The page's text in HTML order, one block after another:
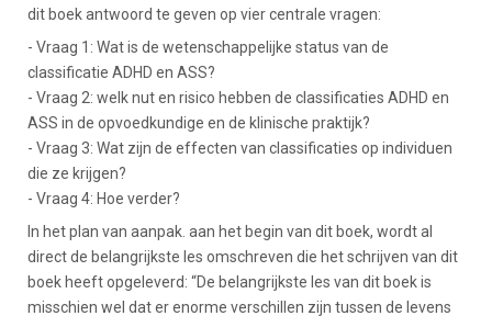
dit boek antwoord te geven op vier centrale vragen:
- Vraag 1: Wat is de wetenschappelijke status van de
classificatie ADHD en ASS?
- Vraag 2: welk nut en risico hebben de classificaties ADHD en
ASS in de opvoedkundige en de klinische praktijk?
- Vraag 3: Wat zijn de effecten van classificaties op individuen
die ze krijgen?
- Vraag 4: Hoe verder?
In het plan van aanpak. aan het begin van dit boek, wordt al
direct de belangrijkste les omschreven die het schrijven van dit
boek heeft opgeleverd: “De belangrijkste les van dit boek is
misschien wel dat er enorme verschillen zijn tussen de levens